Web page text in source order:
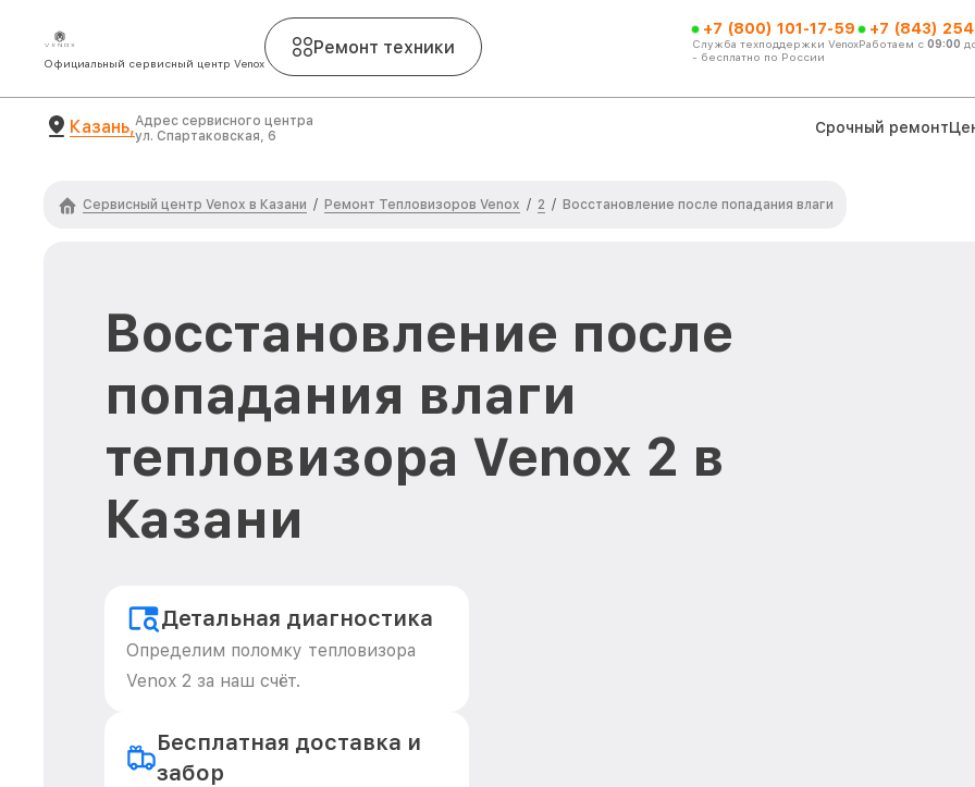
Официальный сервисный центр Venox
Ремонт техники
+7 (800) 101-17-59
Служба техподдержки Venox
- бесплатно по России
+7 (843)
Работаем с 09:00
Казань,Адрес сервисного центра
ул. Спартаковская, 6
Срочный ремонт
Сервисный центр Venox в Казани / Ремонт Тепловизоров Venox / 2 / Восстановление после попадания влаги
Восстановление после
попадания влаги
тепловизора Venox 2 в
Казани
Детальная диагностика
Определим поломку тепловизора
Venox 2 за наш счёт.
Бесплатная доставка и
забор